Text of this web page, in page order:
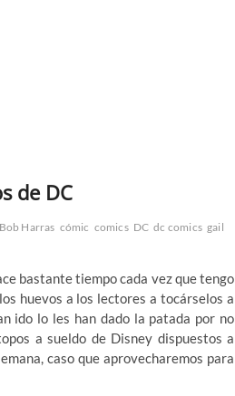
de DC
Bob Harras cómic comics DC dc comics gail
bastante tiempo cada vez que tengo
huevos a los lectores a tocárselos a
ido lo les han dado la patada por no
a sueldo de Disney dispuestos a
caso que aprovecharemos para